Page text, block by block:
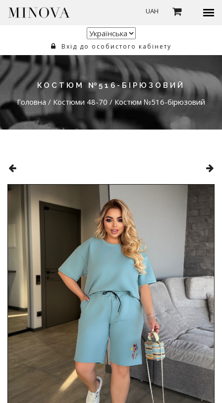
UAH
Вхід до особистого кабінету
КОСТЮМ №516-БІРЮЗОВИЙ
Головна / Костюми 48-70 / Костюм №516-бірюзовий